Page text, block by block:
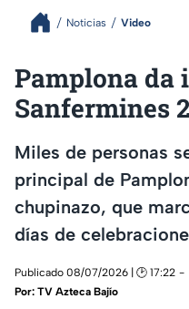
Noticias Video
Pamplona da
Sanfermines
Miles de personas
principal de
chupinazo, que
días de
Publicado 08/07/2026 | 🕑 17:22
Por: TV Azteca Bajío